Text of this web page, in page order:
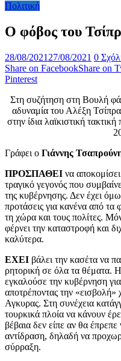
Πολιτική
Ο φόβος του
28/08/2021 27/08/2021 0
Share on FacebookShare on
Pinterest
Στη συζήτηση στη Βουλή
αδυναμία του Αλέξη
στην ίδια λαϊκιστική
Γράφει ο Γιάννης
ΠΡΟΣΠΑΘΕΙ να
τραγικό γεγονός που
της κυβέρνησης. Δεν έχει
προτάσεις για κανένα από
τη χώρα και τους πολίτες.
φέρνει την καταστροφή και
καλύτερα.
ΕΧΕΙ βάλει την κασέτα να
ρητορική σε όλα τα θέματα.
εγκαλούσε την κυβέρνηση
αποτρέποντας την «εισβολή»
Αγκυρας. Στη συνέχεια
τουρκικά πλοία να κάνουν
βέβαια δεν είπε αν θα έπρεπε
αντίδραση, δηλαδή να
σύρραξη.